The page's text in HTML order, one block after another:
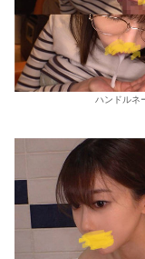
ハンドルネ